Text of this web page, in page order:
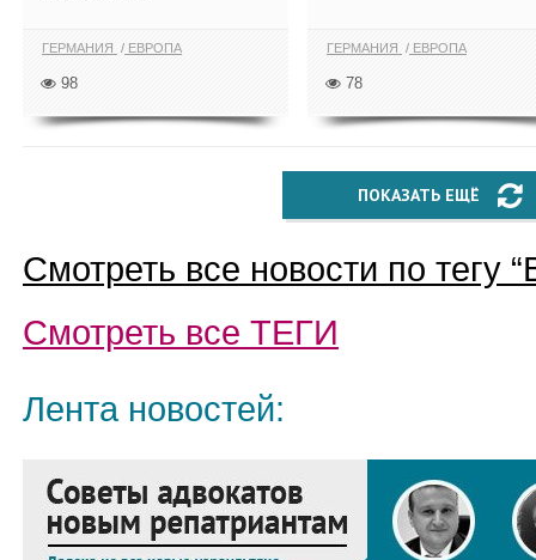
ГЕРМАНИЯ ЕВРОПА
98
ГЕРМАНИЯ ЕВРОПА
78
ПОКАЗАТЬ ЕЩЁ
Смотреть все новости по тегу “
Смотреть все ТЕГИ
Лента новостей: